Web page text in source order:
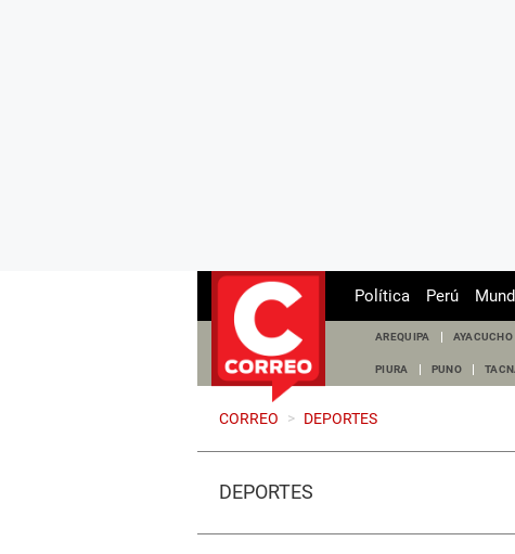
Política Perú
AREQUIPA AYACUCHO
PIURA PUNO
CORREO > DEPORTES
DEPORTES